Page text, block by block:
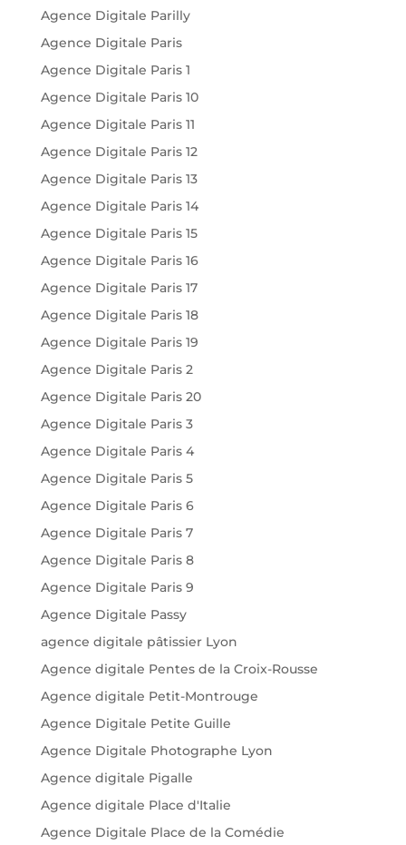
Agence Digitale Parilly
Agence Digitale Paris
Agence Digitale Paris 1
Agence Digitale Paris 10
Agence Digitale Paris 11
Agence Digitale Paris 12
Agence Digitale Paris 13
Agence Digitale Paris 14
Agence Digitale Paris 15
Agence Digitale Paris 16
Agence Digitale Paris 17
Agence Digitale Paris 18
Agence Digitale Paris 19
Agence Digitale Paris 2
Agence Digitale Paris 20
Agence Digitale Paris 3
Agence Digitale Paris 4
Agence Digitale Paris 5
Agence Digitale Paris 6
Agence Digitale Paris 7
Agence Digitale Paris 8
Agence Digitale Paris 9
Agence Digitale Passy
agence digitale pâtissier Lyon
Agence digitale Pentes de la Croix-Rousse
Agence digitale Petit-Montrouge
Agence Digitale Petite Guille
Agence Digitale Photographe Lyon
Agence digitale Pigalle
Agence digitale Place d'Italie
Agence Digitale Place de la Comédie